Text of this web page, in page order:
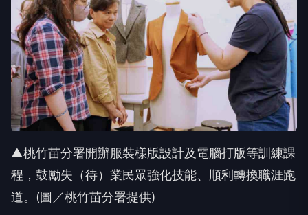
▲桃竹苗分署開辦服裝樣版設計及電腦打版等訓練課
程，鼓勵失（待）業民眾強化技能、順利轉換職涯跑
道。(圖／桃竹苗分署提供)